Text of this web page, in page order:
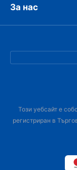
За нас
Този уебсайт е
регистриран в